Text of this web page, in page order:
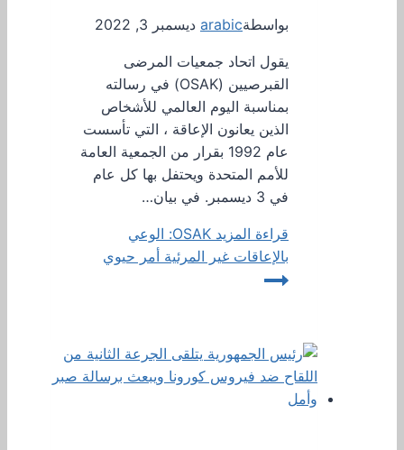
بواسطةarabic ديسمبر 3, 2022
يقول اتحاد جمعيات المرضى
القبرصيين (OSAK) في رسالته
بمناسبة اليوم العالمي للأشخاص
الذين يعانون الإعاقة ، التي تأسست
عام 1992 بقرار من الجمعية العامة
للأمم المتحدة ويحتفل بها كل عام
في 3 ديسمبر. في بيان…
قراءة المزيد
OSAK: الوعي
بالإعاقات غير المرئية أمر حيوي